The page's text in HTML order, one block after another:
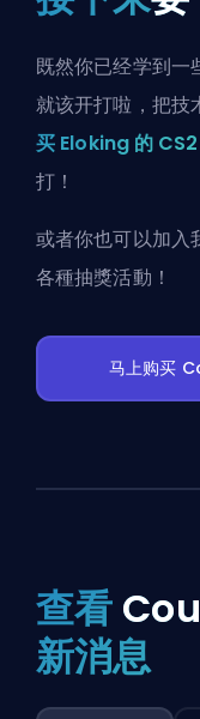
既然你已经学到
就该开打啦，把
买 Eloking 的
打！
或者你也可以加入
各種抽獎活動！
马上购买
查看
新消息